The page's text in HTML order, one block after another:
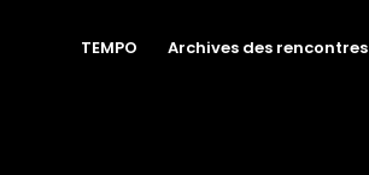
TEMPO Archives des rencontres